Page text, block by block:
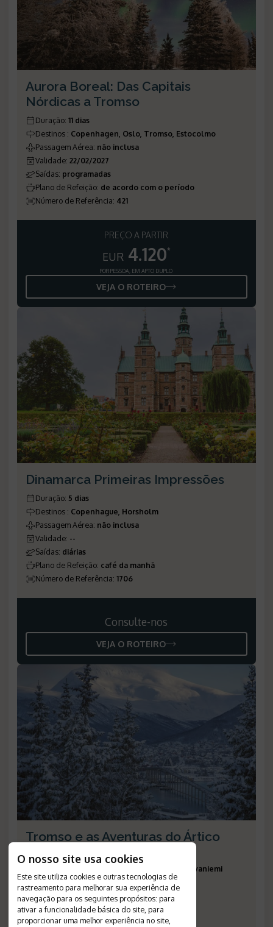
O nosso site usa cookies
Este site utiliza cookies e outras tecnologias de
rastreamento para melhorar sua experiência de
navegação para os seguintes propósitos: para
ativar a funcionalidade básica do site para
proporcionar uma melhor experiência no site
Aurora Boreal: Das Capitais
Nórdicas a Tromso
Duração: 11 dias
Destinos : Copenhagen, Oslo, Tromso, Estocolmo
Passagem Aérea: não inclusa
Validade: 22/02/2027
Saídas: programadas
Plano de Refeição: de acordo com o período
Número de Referência: 421
PREÇO A PARTIR
EUR 4.120*
POR PESSOA, EM APTO DUPLO
VEJA O ROTEIRO
Dinamarca Primeiras Impressões
Duração: 5 dias
Destinos : Copenhague, Horsholm
Passagem Aérea: não inclusa
Validade: --
Saídas: diárias
Plano de Refeição: café da manhã
Número de Referência: 1706
Consulte-nos
VEJA O ROTEIRO
Tromso e as Aventuras do Ártico
Duração:10 dias
Tromso, Alta, Levi, Haparanda, Rovaniemi
Passagem Aérea:não inclusa
Validade:--
Saídas:programadas
Número de Referência:550